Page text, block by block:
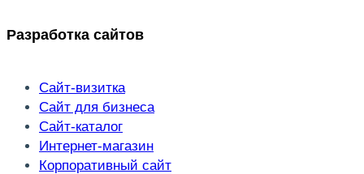
Разработка сайтов
Сайт-визитка
Сайт для бизнеса
Сайт-каталог
Интернет-магазин
Корпоративный сайт